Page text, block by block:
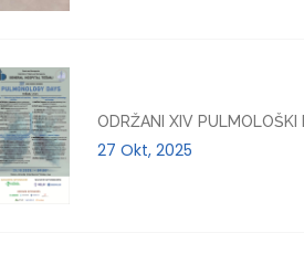
ODRŽANI XIV PULMOLOŠKI
27 Okt, 2025